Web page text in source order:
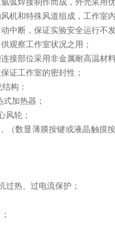
机和特殊风道组成，工作室
中断，保证实验安全运行不
观察工作室状况之用；
接部位采用非金属耐高温材
证工作室的密封性；
构：
加热器；
风轮；
（数显薄膜按键或液晶触摸
过热、过电流保护；